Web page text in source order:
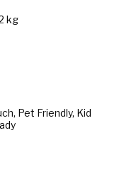
kg
Pet Friendly, Kid